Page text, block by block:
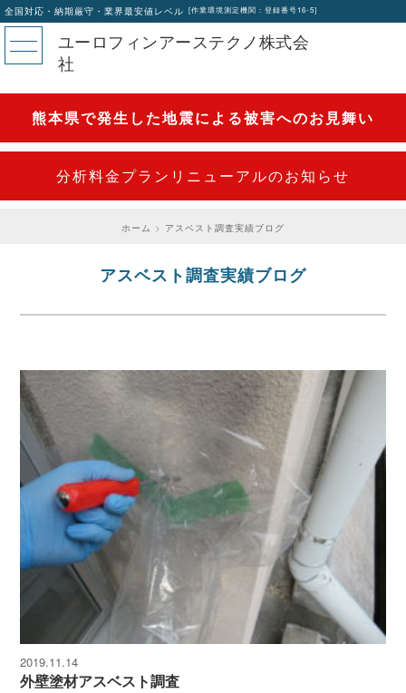
全国対応・納期厳守・業界最安値レベル [作業環境測定機関：登録番号16-5]
ユーロフィンアーステクノ株式会
社
熊本県で発生した地震による被害へのお見舞い
分析料金プランリニューアルのお知らせ
ホーム アスベスト調査実績ブログ
アスベスト調査実績ブログ
2019.11.14
外壁塗材アスベスト調査